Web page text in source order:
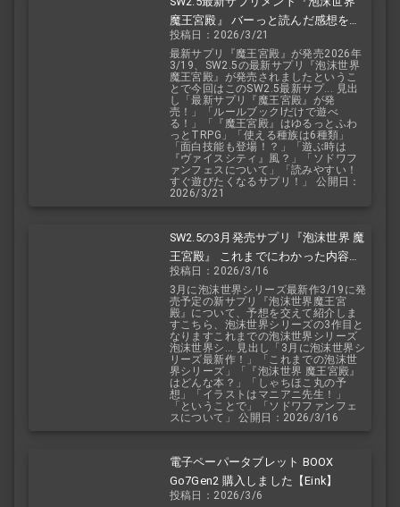
魔王宮殿』 バーっと読んだ感想を交
えて紹介します！！
投稿日：2026/3/21
最新サプリ『魔王宮殿』が発売2026年
3/19、SW2.5の最新サプリ『泡沫世界
魔王宮殿』が発売されましたというこ
とで今回はこのSW2.5最新サプ... 見出
し「最新サプリ『魔王宮殿』が発
売！」「ルールブックIだけで遊べ
る！」「『魔王宮殿』はゆるっとふわ
っとTRPG」「使える種族は6種類」
「面白技能も登場！？」「遊ぶ時は
『ヴァイスシティ』風？」「ソドワフ
ァンフェスについて」「読みやすい！
すぐ遊びたくなるサプリ！」 公開日：
2026/3/21
SW2.5の3月発売サプリ『泡沫世界 魔
王宮殿』 これまでにわかった内容を
予想を交えて紹介
投稿日：2026/3/16
3月に泡沫世界シリーズ最新作3/19に発
売予定の新サプリ『泡沫世界魔王宮
殿』について、予想を交えて紹介しま
すこちら、泡沫世界シリーズの3作目と
なりますこれまでの泡沫世界シリーズ
泡沫世界シ... 見出し「3月に泡沫世界シ
リーズ最新作！」「これまでの泡沫世
界シリーズ」「『泡沫世界 魔王宮殿』
はどんな本？」「しゃちほこ丸の予
想」「イラストはマニアニ先生！」
「ということで」「ソドワファンフェ
スについて」 公開日：2026/3/16
電子ペーパータブレット BOOX
Go7Gen2 購入しました【Eink】
投稿日：2026/3/6